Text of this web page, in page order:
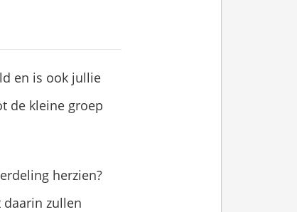
en is ook jullie
de kleine groep
herzien?
daarin zullen